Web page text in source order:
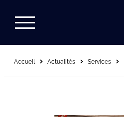
Accueil Actualités Services